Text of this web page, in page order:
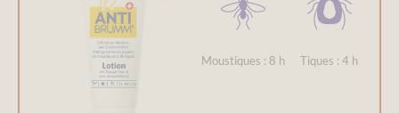
Moustiques : 8 h Tiques : 4 h